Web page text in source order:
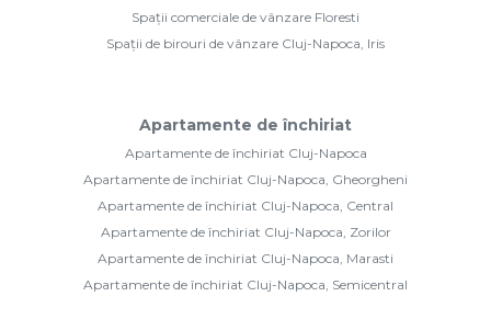
Spații comerciale de vânzare Floresti
Spații de birouri de vânzare Cluj-Napoca, Iris
Apartamente de închiriat
Apartamente de închiriat Cluj-Napoca
Apartamente de închiriat Cluj-Napoca, Gheorgheni
Apartamente de închiriat Cluj-Napoca, Central
Apartamente de închiriat Cluj-Napoca, Zorilor
Apartamente de închiriat Cluj-Napoca, Marasti
Apartamente de închiriat Cluj-Napoca, Semicentral